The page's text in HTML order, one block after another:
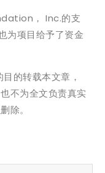
， Inc.的支
为项目给予了资金
的转载本文章，
不为全文负责真实
除。